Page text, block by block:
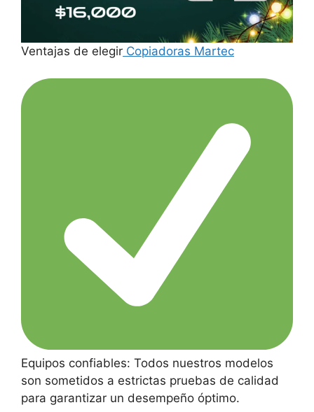
Ventajas de elegir Copiadoras Martec
Equipos confiables: Todos nuestros modelos
son sometidos a estrictas pruebas de calidad
para garantizar un desempeño óptimo.